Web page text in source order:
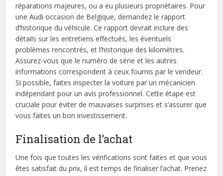
réparations majeures, ou a eu plusieurs propriétaires. Pour
une Audi occasion de Belgique, demandez le rapport
d’historique du véhicule. Ce rapport devrait inclure des
détails sur les entretiens effectués, les éventuels
problèmes rencontrés, et l’historique des kilomètres.
Assurez-vous que le numéro de série et les autres
informations correspondent à ceux fournis par le vendeur.
Si possible, faites inspecter la voiture par un mécanicien
indépendant pour un avis professionnel. Cette étape est
cruciale pour éviter de mauvaises surprises et s’assurer que
vous faites un bon investissement.
Finalisation de l’achat
Une fois que toutes les vérifications sont faites et que vous
êtes satisfait du prix, il est temps de finaliser l’achat. Prenez